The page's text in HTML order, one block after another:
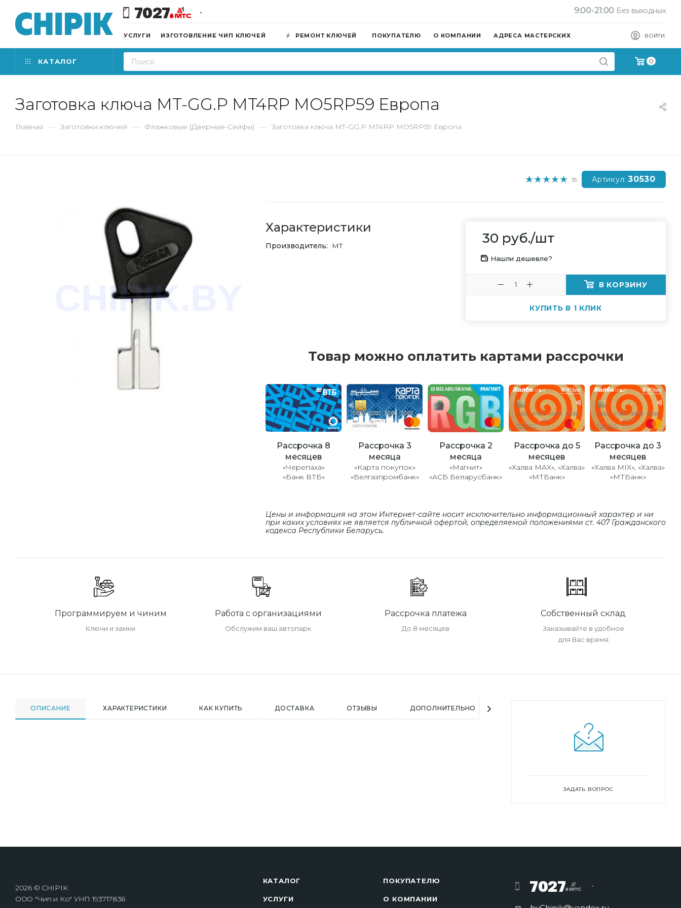
7027 9:00-21:00 Без выходных
ВОЙТИ
УСЛУГИ ИЗГОТОВЛЕНИЕ ЧИП КЛЮЧЕЙ РЕМОНТ КЛЮЧЕЙ ПОКУПАТЕЛЮ О КОМПАНИИ АДРЕСА МАСТЕРСКИХ
0
КАТАЛОГ
Заготовка ключа MT-GG.P MT4RP MO5RP59 Европа
Главная — Заготовки ключей — Флажковые (Дверные-Сейфы) — Заготовка ключа MT-GG.P MT4RP MO5RP59 Европа
15 Артикул: 30530
Характеристики
Производитель MT 30 руб./шт
Нашли дешевле?
В КОРЗИНУ
КУПИТЬ В 1 КЛИК
Товар можно оплатить картами рассрочки
Рассрочка 8
месяцев
«Черепаха»
«Банк ВТБ»
Рассрочка 3
месяца
«Карта покупок»
«Белгазпромбанк»
Рассрочка 2
месяца
«Магнит»
«АСБ Беларусбанк»
Рассрочка до 5
месяцев
«Халва MAX», «Халва»
«МТБанк»
Рассрочка до 3
месяцев
«Халва MIX», «Халва»
«МТБанк»
Цены и информация на этом Интернет-сайте носит исключительно информационный характер и ни
при каких условиях не является публичной офертой, определяемой положениями cт. 407 Гражданского
кодекса Республики Беларусь.
Программируем и чиним
Ключи и замки
Работа с организациями
Обслужим ваш автопарк
Рассрочка платежа
До 8 месяцев
Собственный склад
Заказывайте в удобное
для Вас время
ОПИСАНИЕ ХАРАКТЕРИСТИКИ КАК КУПИТЬ ДОСТАВКА ОТЗЫВЫ ДОПОЛНИТЕЛЬНО
ЗАДАТЬ ВОПРОС
2026 © CHIPIK
ООО "Чип и Ко" УНП 193717836
КАТАЛОГ
УСЛУГИ
ПОКУПАТЕЛЮ
О КОМПАНИИ
7027